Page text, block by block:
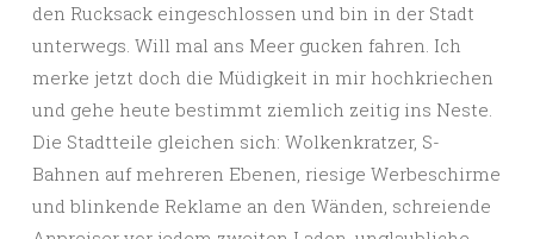
den Rucksack eingeschlossen und bin in der Stadt
unterwegs. Will mal ans Meer gucken fahren. Ich
merke jetzt doch die Müdigkeit in mir hochkriechen
und gehe heute bestimmt ziemlich zeitig ins Neste.
Die Stadtteile gleichen sich: Wolkenkratzer, S-
Bahnen auf mehreren Ebenen, riesige Werbeschirme
und blinkende Reklame an den Wänden, schreiende